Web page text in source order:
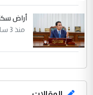
أراض
منذ 3 ساعة